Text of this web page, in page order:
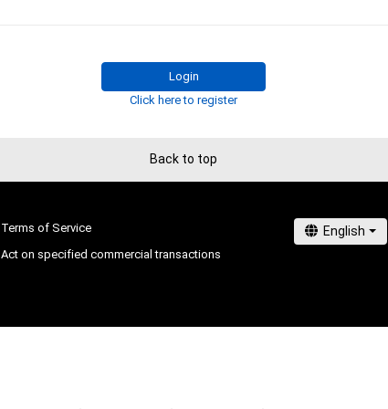
Login
Click here to register
Back to top
Terms of Service
Act on specified commercial transactions